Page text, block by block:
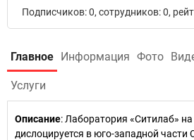
Подписчиков: 0, сотрудников: 0,
Главное Информация Фото
Услуги
Описание: Лаборатория «Ситилаб»
дислоцируется в юго-западной части